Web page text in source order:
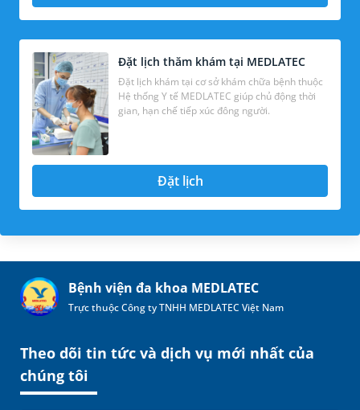
Đặt lịch thăm khám tại MEDLATEC
Đặt lịch khám tại cơ sở khám chữa bệnh thuộc
Hệ thống Y tế MEDLATEC giúp chủ động thời
gian, hạn chế tiếp xúc đông người.
Đặt lịch
Bệnh viện đa khoa MEDLATEC
Trực thuộc Công ty TNHH MEDLATEC Việt Nam
Theo dõi tin tức và dịch vụ mới nhất của
chúng tôi